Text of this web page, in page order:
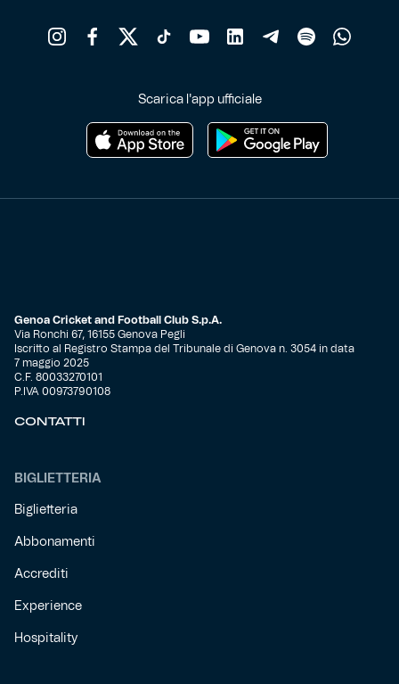
Helan x Genoa
Isolani x Genoa
Scarica l'app ufficiale
Genoa Cricket and Football Club S.p.A.
Via Ronchi 67, 16155 Genova Pegli
Iscritto al Registro Stampa del Tribunale di Genova n. 3054 in data
7 maggio 2025
C.F. 80033270101
P.IVA 00973790108
CONTATTI
BIGLIETTERIA
Biglietteria
Abbonamenti
Accrediti
Experience
Hospitality